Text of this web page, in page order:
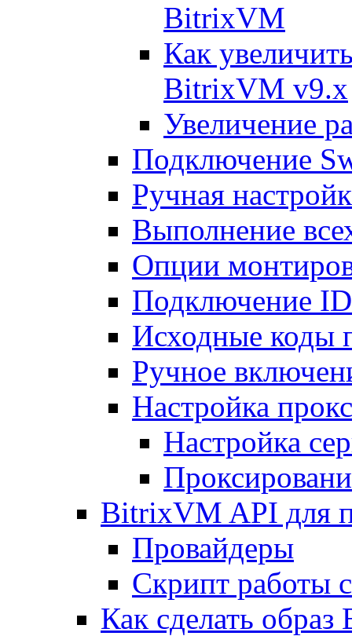
BitrixVM
Как
BitrixVM v9.x
Увеличение
Подключение
Ручная
Выполнение
Опции
Подключение
Исходные коды
Ручное
Настройка
Настройка
BitrixVM API для
Провайдеры
Скрипт работы
Как сделать